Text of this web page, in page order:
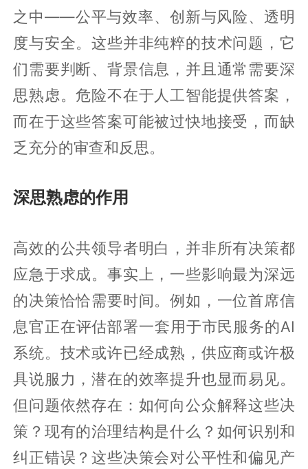
之中——公平与效率、创新与风险、透明
度与安全。这些并非纯粹的技术问题，它
们需要判断、背景信息，并且通常需要深
思熟虑。危险不在于人工智能提供答案，
而在于这些答案可能被过快地接受，而缺
乏充分的审查和反思。
深思熟虑的作用
高效的公共领导者明白，并非所有决策都
应急于求成。事实上，一些影响最为深远
的决策恰恰需要时间。例如，一位首席信
息官正在评估部署一套用于市民服务的AI
系统。技术或许已经成熟，供应商或许极
具说服力，潜在的效率提升也显而易见。
但问题依然存在：如何向公众解释这些决
策？现有的治理结构是什么？如何识别和
纠正错误？这些决策会对公平性和偏见产